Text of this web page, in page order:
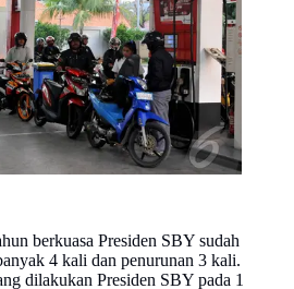
berkuasa Presiden SBY sudah
4 kali dan penurunan 3 kali.
dilakukan Presiden SBY pada 1